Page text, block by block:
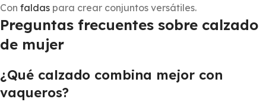
Con faldas para crear conjuntos versátiles.
Preguntas frecuentes sobre calzado
de mujer
¿Qué calzado combina mejor con
vaqueros?